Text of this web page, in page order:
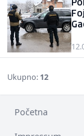
Ukupno: 12
Početna